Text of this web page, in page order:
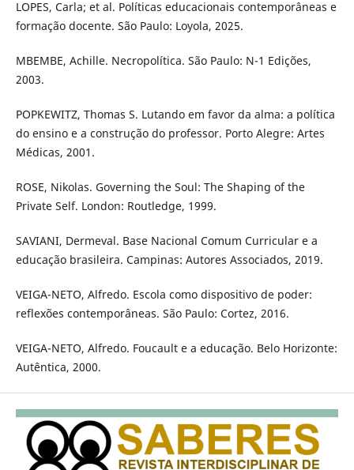
LOPES, Carla; et al. Políticas educacionais contemporâneas e
formação docente. São Paulo: Loyola, 2025.
MBEMBE, Achille. Necropolítica. São Paulo: N-1 Edições,
2003.
POPKEWITZ, Thomas S. Lutando em favor da alma: a política
do ensino e a construção do professor. Porto Alegre: Artes
Médicas, 2001.
ROSE, Nikolas. Governing the Soul: The Shaping of the
Private Self. London: Routledge, 1999.
SAVIANI, Dermeval. Base Nacional Comum Curricular e a
educação brasileira. Campinas: Autores Associados, 2019.
VEIGA-NETO, Alfredo. Escola como dispositivo de poder:
reflexões contemporâneas. São Paulo: Cortez, 2016.
VEIGA-NETO, Alfredo. Foucault e a educação. Belo Horizonte:
Autêntica, 2000.